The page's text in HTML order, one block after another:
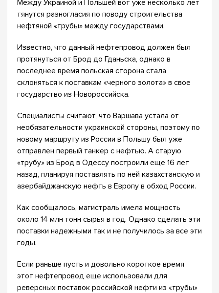
Между Украиной и Польшей вот уже несколько лет
тянутся разногласия по поводу строительства
нефтяной «трубы» между государствами.
Известно, что данный нефтепровод должен был
протянуться от Брод до Гданьска, однако в
последнее время польская сторона стала
склоняться к поставкам «черного золота» в свое
государство из Новороссийска.
Специалисты считают, что Варшава устала от
необязательности украинской стороны, поэтому по
новому маршруту из России в Польшу был уже
отправлен первый танкер с нефтью. А старую
«трубу» из Брод в Одессу построили еще 16 лет
назад, планируя поставлять по ней казахстанскую и
азербайджанскую нефть в Европу в обход России.
Как сообщалось, магистраль имела мощность
около 14 млн тонн сырья в год. Однако сделать эти
поставки надежными так и не получилось за все эти
годы.
Если раньше пусть и довольно короткое время
этот нефтепровод еще использовали для
реверсных поставок российской нефти из «трубы»